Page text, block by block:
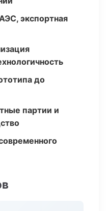
экспортная
до
партии и